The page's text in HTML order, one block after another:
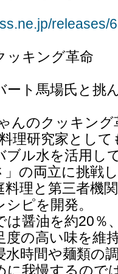
releases/
ッキング革命
ート馬場氏と挑
んのクッキン
理研究家とし
ル水を活用し
の両立に挑戦
理と第三者機
ピを開発。
は醤油を約20％
度の高い味を維
時間や麺類の
に我慢するので